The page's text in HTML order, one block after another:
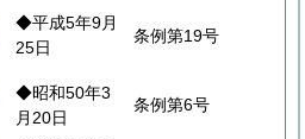
◆平成5年9月
25日
条例第19号
◆昭和50年3
月20日
条例第6号